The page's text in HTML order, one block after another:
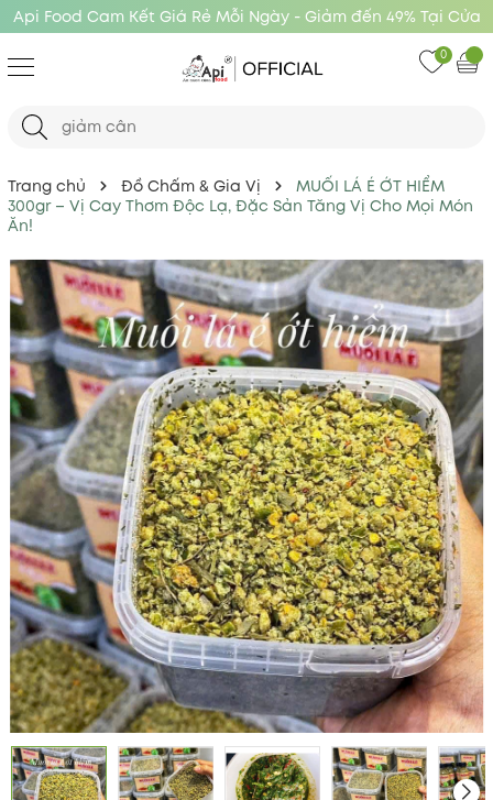
Api Food Cam Kết Giá Rẻ Mỗi Ngày - Giảm đến 49% Tại Cửa
Hàng Api Food
0
Trang chủ Đồ Chấm & Gia Vị
MUỐI LÁ É ỚT HIỂM
300gr – Vị Cay Thơm Độc Lạ, Đặc Sản Tăng Vị Cho Mọi Món
Ăn!